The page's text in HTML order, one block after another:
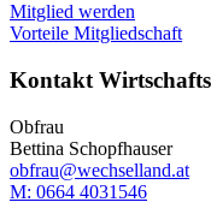
Mitglied werden
Vorteile Mitgliedschaft
Kontakt
Obfrau
Bettina Schopfhauser
obfrau@wechselland.at
M: 0664 4031546